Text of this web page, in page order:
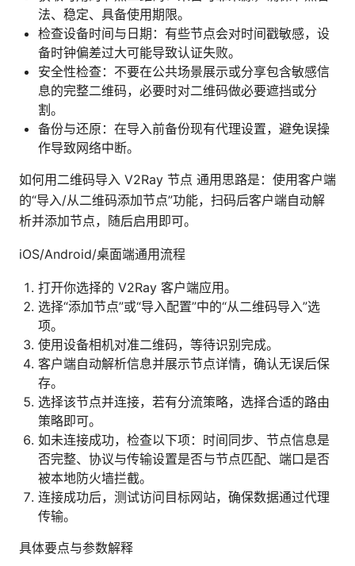
法、稳定、具备使用期限。
检查设备时间与日期：有些节点会对时间戳敏感，设
备时钟偏差过大可能导致认证失败。
安全性检查：不要在公共场景展示或分享包含敏感信
息的完整二维码，必要时对二维码做必要遮挡或分
割。
备份与还原：在导入前备份现有代理设置，避免误操
作导致网络中断。
如何用二维码导入 V2Ray 节点 通用思路是：使用客户端
的“导入/从二维码添加节点”功能，扫码后客户端自动解
析并添加节点，随后启用即可。
iOS/Android/桌面端通用流程
打开你选择的 V2Ray 客户端应用。
选择“添加节点”或“导入配置”中的“从二维码导入”选
项。
使用设备相机对准二维码，等待识别完成。
客户端自动解析信息并展示节点详情，确认无误后保
存。
选择该节点并连接，若有分流策略，选择合适的路由
策略即可。
如未连接成功，检查以下项：时间同步、节点信息是
否完整、协议与传输设置是否与节点匹配、端口是否
被本地防火墙拦截。
连接成功后，测试访问目标网站，确保数据通过代理
传输。
具体要点与参数解释